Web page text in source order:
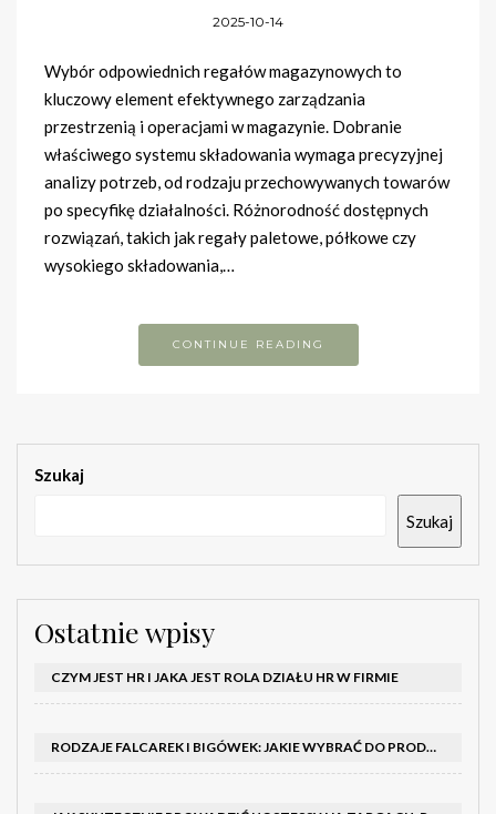
2025-10-14
Wybór odpowiednich regałów magazynowych to
kluczowy element efektywnego zarządzania
przestrzenią i operacjami w magazynie. Dobranie
właściwego systemu składowania wymaga precyzyjnej
analizy potrzeb, od rodzaju przechowywanych towarów
po specyfikę działalności. Różnorodność dostępnych
rozwiązań, takich jak regały paletowe, półkowe czy
wysokiego składowania,…
CONTINUE READING
Szukaj
Szukaj
Ostatnie wpisy
CZYM JEST HR I JAKA JEST ROLA DZIAŁU HR W FIRMIE
RODZAJE FALCAREK I BIGÓWEK: JAKIE WYBRAĆ DO PRODUKCJI?